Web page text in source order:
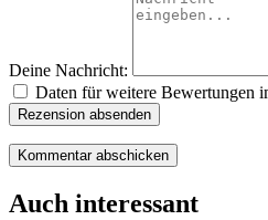
Deine Nachricht:
Daten für weitere Bewertungen
Rezension absenden
Auch interessant